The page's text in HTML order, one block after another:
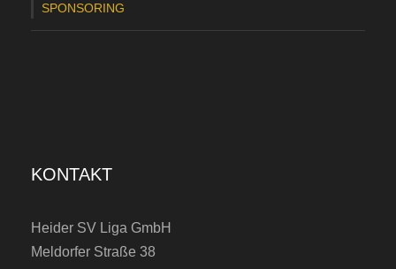
SPONSORING
KONTAKT
Heider SV Liga GmbH
Meldorfer Straße 38